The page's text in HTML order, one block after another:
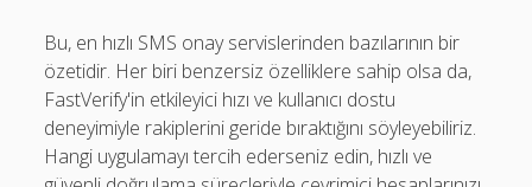
Bu, en hızlı SMS onay servislerinden bazılarının bir
özetidir. Her biri benzersiz özelliklere sahip olsa da,
FastVerify'in etkileyici hızı ve kullanıcı dostu
deneyimiyle rakiplerini geride bıraktığını söyleyebiliriz.
Hangi uygulamayı tercih ederseniz edin, hızlı ve